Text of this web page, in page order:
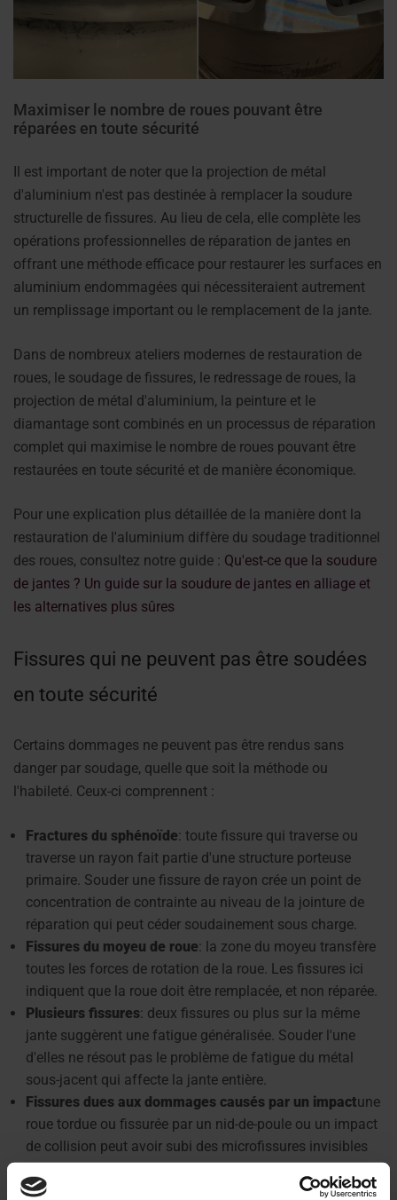
Maximiser le nombre de roues pouvant être
réparées en toute sécurité
Il est important de noter que la projection de métal
d'aluminium n'est pas destinée à remplacer la soudure
structurelle de fissures. Au lieu de cela, elle complète les
opérations professionnelles de réparation de jantes en
offrant une méthode efficace pour restaurer les surfaces en
aluminium endommagées qui nécessiteraient autrement
un remplissage important ou le remplacement de la jante.
Dans de nombreux ateliers modernes de restauration de
roues, le soudage de fissures, le redressage de roues, la
projection de métal d'aluminium, la peinture et le
diamantage sont combinés en un processus de réparation
complet qui maximise le nombre de roues pouvant être
restaurées en toute sécurité et de manière économique.
Pour une explication plus détaillée de la manière dont la
restauration de l'aluminium diffère du soudage traditionnel
des roues, consultez notre guide : Qu'est-ce que la soudure
de jantes ? Un guide sur la soudure de jantes en alliage et
les alternatives plus sûres
Fissures qui ne peuvent pas être soudées
en toute sécurité
Certains dommages ne peuvent pas être rendus sans
danger par soudage, quelle que soit la méthode ou
l'habileté. Ceux-ci comprennent :
Fractures du sphénoïde: toute fissure qui traverse ou
traverse un rayon fait partie d'une structure porteuse
primaire. Souder une fissure de rayon crée un point de
concentration de contrainte au niveau de la jointure de
réparation qui peut céder soudainement sous charge.
Fissures du moyeu de roue: la zone du moyeu transfère
toutes les forces de rotation de la roue. Les fissures ici
indiquent que la roue doit être remplacée, et non réparée.
Plusieurs fissures: deux fissures ou plus sur la même
jante suggèrent une fatigue généralisée. Souder l'une
d'elles ne résout pas le problème de fatigue du métal
sous-jacent qui affecte la jante entière.
Fissures dues aux dommages causés par un impactune
roue tordue ou fissurée par un nid-de-poule ou un impact
de collision peut avoir subi des microfissures invisibles
pas les dommages cachés.